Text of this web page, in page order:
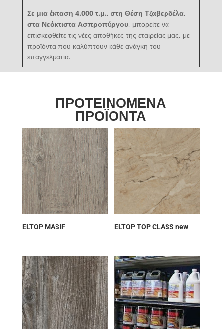
Σε μια έκταση 4.000 τ.μ., στη Θέση Τζαβερδέλα,
στα Νεόκτιστα Ασπροπύργου, μπορείτε να
επισκεφθείτε τις νέες αποθήκες της εταιρείας μας, με
προϊόντα που καλύπτουν κάθε ανάγκη του
επαγγελματία.
ΠΡΟΤΕΙΝΟΜΕΝΑ
ΠΡΟΪΟΝΤΑ
ELTOP MASIF ELTOP TOP CLASS new